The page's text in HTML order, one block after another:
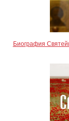
Биография